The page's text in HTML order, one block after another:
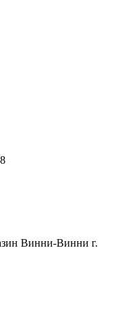
Винни-Винни г.